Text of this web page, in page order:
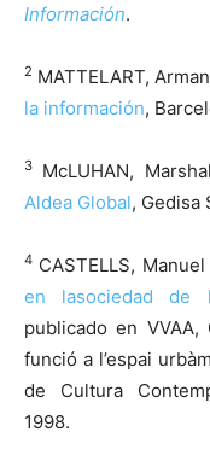
Información.
2 MATTELART,
la información,
3 McLUHAN,
Aldea Global, Gedisa
4 CASTELLS,
en lasociedad de
publicado en
funció a l’espai
de Cultura
1998.